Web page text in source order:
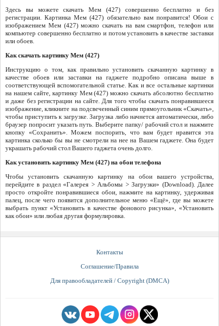
Здесь вы можете скачать Мем (427) совершенно бесплатно и без
регистрации. Картинка Мем (427) обязательно вам понравится! Обои с
изображением Мем (427) можно скачать на вам смартфон, телефон или
компьютер совершенно бесплатно и потом установить в качестве заставки
или обоев.
Как скачать картинку Мем (427)
Инструкцию о том, как правильно установить скачанную картинку в
качестве обоев или заставки на гаджете подробно описана выше в
соответствующей вспомогательной статье. Как и все остальные картинки
на нашем сайте, картинку Мем (427) можно скачать абсолютно бесплатно
и даже без регистрации на сайте. Для того чтобы скачать понравившееся
изображение, кликните на подсвеченный синим прямоугольник «Скачать»,
чтобы приступить к загрузке. Загрузка либо начнется автоматически, либо
браузер попросит указать путь. Выберите папку/ рабочий стол и нажмите
кнопку «Сохранить». Можем поспорить, что вам будет нравится эта
картинка сколько бы вы не смотрели на нее на Вашем гаджете. Она будет
украшать рабочий стол Вашего гаджета очень долго.
Как установить картинку Мем (427) на обои телефона
Чтобы установить скачанную картинку на обои вашего устройства,
перейдите в раздел «Галерея > Альбомы > Загрузки» (Download). Далее
просто откройте понравившиеся обои, нажмите на картинку, удерживая
палец, после чего появится дополнительное меню «Ещё», где вы можете
выбрать пункт «Установить в качестве фонового рисунка», «Установить
как обои» или любая другая формулировка.
Контакты
Соглашение/Правила
Для правообладателей / Copyright (DMCA)